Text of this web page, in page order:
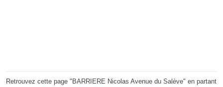
Retrouvez cette page "BARRIERE Nicolas Avenue du Salève" en partant